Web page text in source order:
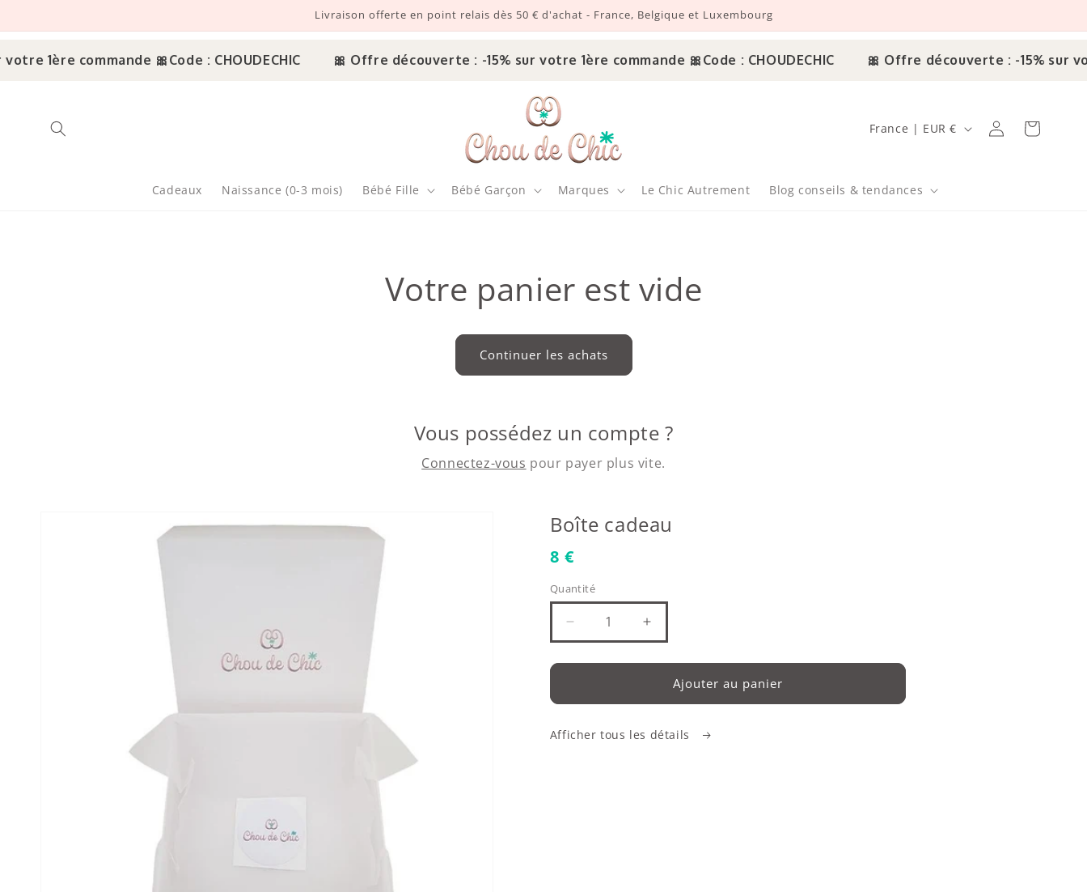
Livraison offerte en point relais dès 50 € d'achat - France, Belgique et Luxembourg
1ère commande 🎀Code : CHOUDECHIC 🎀 Offre découverte : -15% sur votre 1ère commande 🎀Code : CHOUDECHIC 🎀 Offre découverte : -15% sur
Cadeaux Naissance (0-3 mois) Bébé Fille Bébé Garçon Marques Le Chic Autrement Blog conseils & tendances
Pays/région France | EUR € ConnexionPanier
Votre panier est vide
Continuer les achats
Vous possédez un compte ?
Connectez-vous pour payer plus vite.
aux informations produits Boîte cadeau
Prix habituel
8 €
Quantité
Réduire la quantité de Boîte cadeau
Augmenter la quantité de Boîte cadeau
Ajouter au panier
Afficher tous les détails